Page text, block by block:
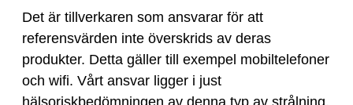
Vem
är
ansvarig
för
Det är tillverkaren som ansvarar för att
referensvärden inte överskrids av deras
produkter. Detta gäller till exempel mobiltelefoner
och wifi. Vårt ansvar ligger i just
hälsoriskbedömningen av denna typ av strålning.